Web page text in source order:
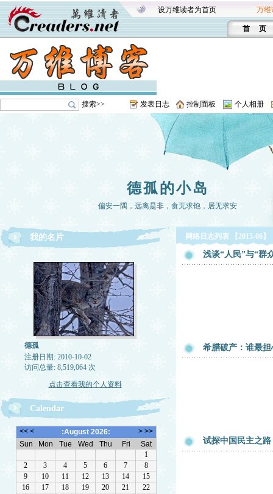
设万维读者为首页 万维
首 页
搜索>> 发表日志 控制面板 个人相册
德孤的小岛
偏安一隅，远离是非，食无求饱，居无求安
我的名片
德孤
注册日期: 2010-10-02
访问总量: 8,519,064 次
点击查看我的个人资料
Calendar
网络日志列表 【2015-06】
浅谈“人民”与“群
希腊破产：谁最担
试探中国民主之